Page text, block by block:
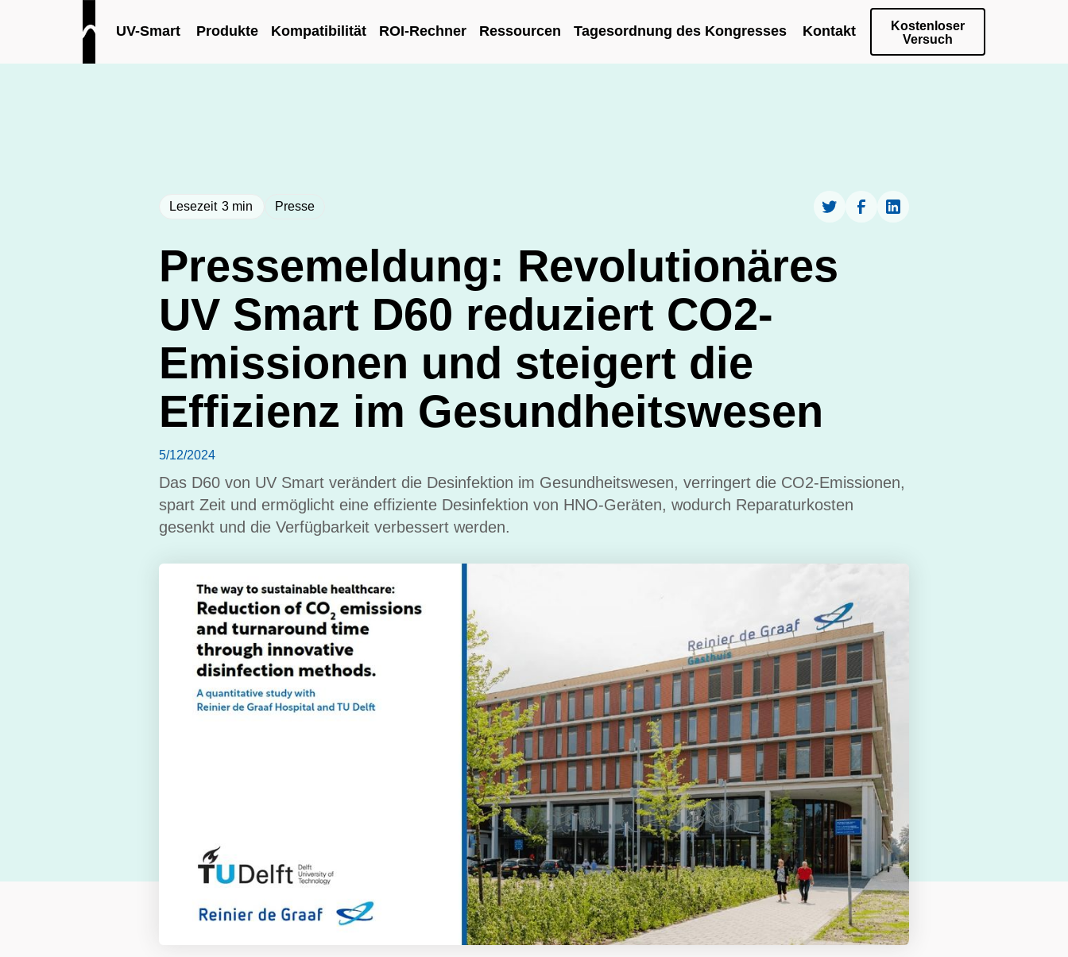
UV-Smart Produkte Kompatibilität ROI-Rechner Ressourcen Tagesordnung des Kongresses Kontakt
Kostenloser
Versuch
Lesezeit 3 min Presse
Pressemeldung: Revolutionäres
UV Smart D60 reduziert CO2-
Emissionen und steigert die
Effizienz im Gesundheitswesen
5/12/2024
Das D60 von UV Smart verändert die Desinfektion im Gesundheitswesen, verringert die CO2-Emissionen,
spart Zeit und ermöglicht eine effiziente Desinfektion von HNO-Geräten, wodurch Reparaturkosten
gesenkt und die Verfügbarkeit verbessert werden.